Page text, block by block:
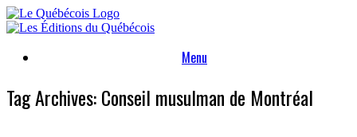
Skip
to
Menu
Tag Archives:Conseil musulman de Montréal